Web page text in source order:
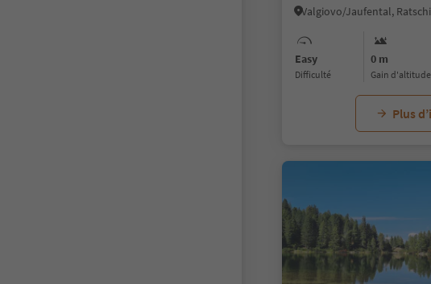
Easy
Difficulté
0 m
Gain d'altitude
Plus